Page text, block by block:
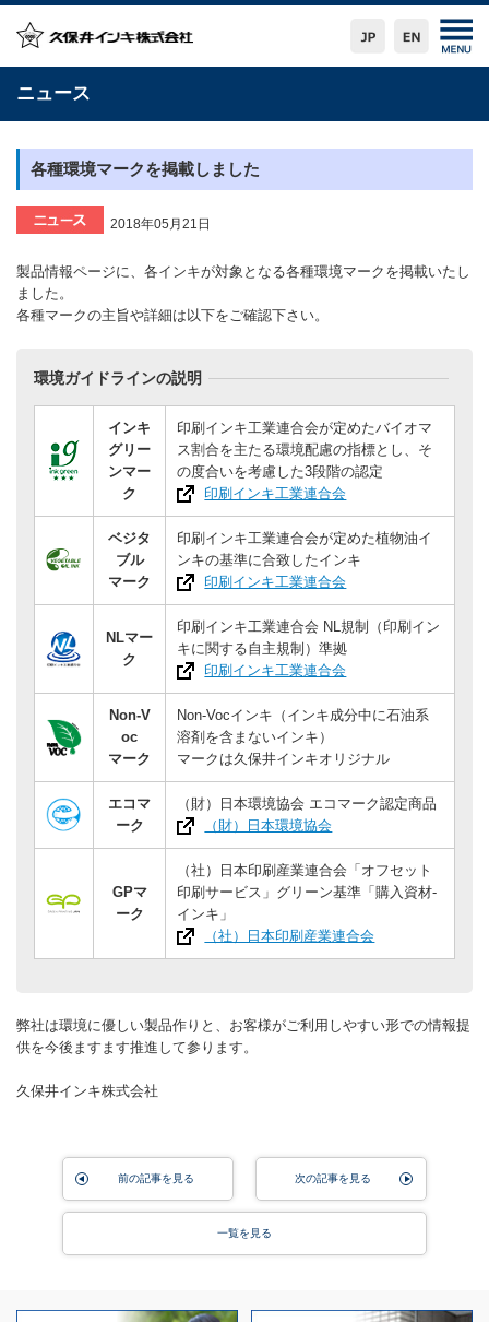
ニュース
各種環境マークを掲載しました
2018年05月21日
製品情報ページに、各インキが対象となる各種環境マークを掲載いたし
ました。
各種マークの主旨や詳細は以下をご確認下さい。
環境ガイドラインの説明
インキ
グリー
ンマー
ク
印刷インキ工業連合会が定めたバイオマ
ス割合を主たる環境配慮の指標とし、そ
の度合いを考慮した3段階の認定
印刷インキ工業連合会
ベジタ
ブル
マーク
印刷インキ工業連合会が定めた植物油イ
ンキの基準に合致したインキ
印刷インキ工業連合会
NLマー
ク
印刷インキ工業連合会 NL規制（印刷イン
キに関する自主規制）準拠
印刷インキ工業連合会
Non-V
oc
マーク
Non-Vocインキ（インキ成分中に石油系
溶剤を含まないインキ）
マークは久保井インキオリジナル
エコマ
ーク
（財）日本環境協会 エコマーク認定商品
（財）日本環境協会
GPマ
ーク
（社）日本印刷産業連合会「オフセット
印刷サービス」グリーン基準「購入資材-
インキ」
（社）日本印刷産業連合会
弊社は環境に優しい製品作りと、お客様がご利用しやすい形での情報提
供を今後ますます推進して参ります。
久保井インキ株式会社
前の記事を見る 次の記事を見る
一覧を見る